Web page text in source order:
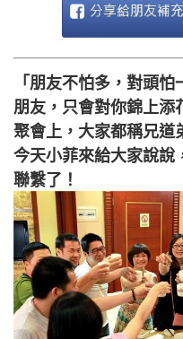
「朋友不怕多，對頭
朋友，只會對你錦上添
聚會上，大家都稱兄道
今天小菲來給大家說說
聯繫了！